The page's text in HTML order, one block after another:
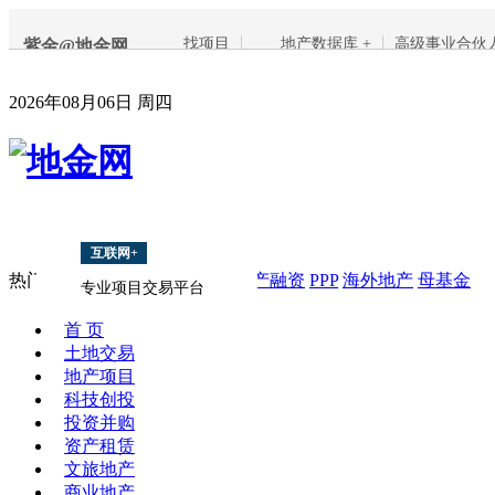
紫金@地金网 找项目 地产数据库 + 高级事业合伙
2026年08月06日 周四
互联网+
专业项目交易平台
热门搜索：项目 上海 南京 地产融资 PPP 海外地产 母基金
首 页
土地交易
地产项目
科技创投
投资并购
资产租赁
文旅地产